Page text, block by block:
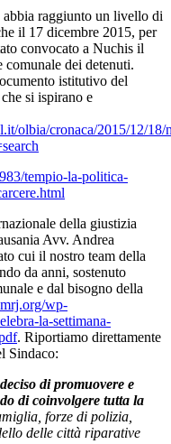
raggiunto un livello di
il 17 dicembre 2015, per
convocato a Nuchis il
dei detenuti.
istitutivo del
si ispirano e
olbia/cronaca/2015/12/18/
tempio-la-politica-
della giustizia
Avv. Andrea
cui il nostro team della
da anni, sostenuto
e dal bisogno della
wp-
la-settimana-
. Riportiamo direttamente
Sindaco:
di promuovere e
di coinvolgere tutta la
forze di polizia,
delle città riparative